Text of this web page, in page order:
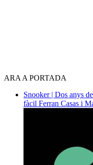
ARA A PORTADA
Snooker | Dos anys
fàcil Ferran Casas i